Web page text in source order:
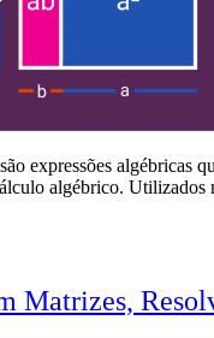
expressões algébricas
algébrico. Utilizados
Matrizes,